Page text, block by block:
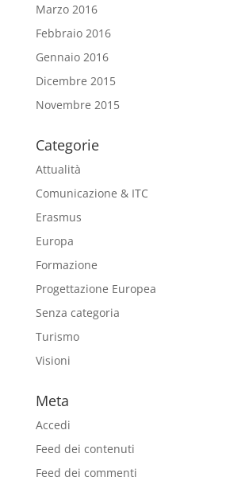
Marzo 2016
Febbraio 2016
Gennaio 2016
Dicembre 2015
Novembre 2015
Categorie
Attualità
Comunicazione & ITC
Erasmus
Europa
Formazione
Progettazione Europea
Senza categoria
Turismo
Visioni
Meta
Accedi
Feed dei contenuti
Feed dei commenti